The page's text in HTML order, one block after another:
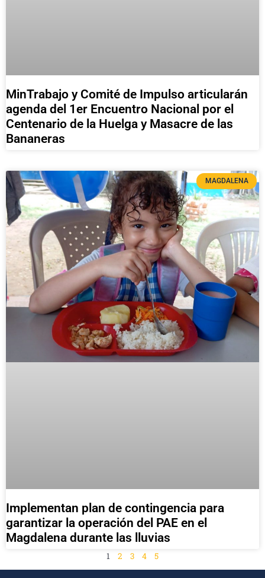
MinTrabajo y Comité de Impulso articularán
agenda del 1er Encuentro Nacional por el
Centenario de la Huelga y Masacre de las
Bananeras
MAGDALENA
Implementan plan de contingencia para
garantizar la operación del PAE en el
Magdalena durante las lluvias
1 2 3 4 5